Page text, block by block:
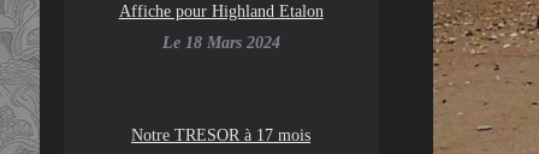
Affiche pour Highland Etalon
Le 18 Mars 2024
Notre TRESOR à 17 mois